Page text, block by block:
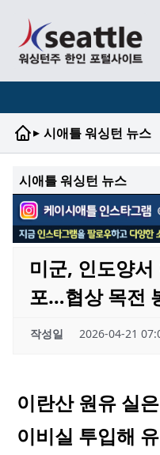
▸ 시애틀 워싱턴 뉴스
시애틀 워싱턴 뉴스
미군, 인도양
포…협상 목전
작성일 2026-04-21
이란산 원유 실
이비실 투입해